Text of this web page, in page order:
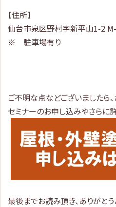
【住所】
仙台市泉区野村字新平山1-2
※ 駐車場有り
ご不明な点などございましたら
セミナーのお申し込みやさらに
最後までお読み頂き、ありがとう